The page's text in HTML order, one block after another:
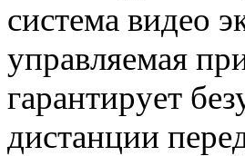
система видео
управляемая
гарантирует
дистанции